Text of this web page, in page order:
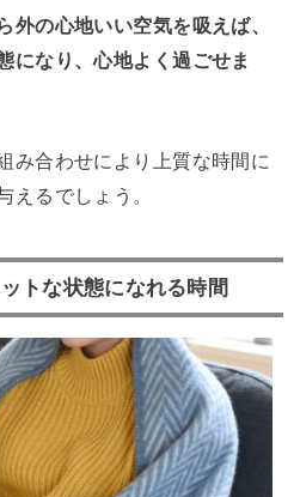
外の心地いい空気を吸えば、
になり、心地よく過ごせま
み合わせにより上質な時間に
えるでしょう。
トな状態になれる時間